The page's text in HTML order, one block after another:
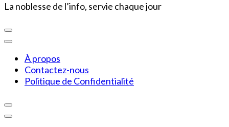
La noblesse de l’info, servie chaque jour
À propos
Contactez-nous
Politique de Confidentialité